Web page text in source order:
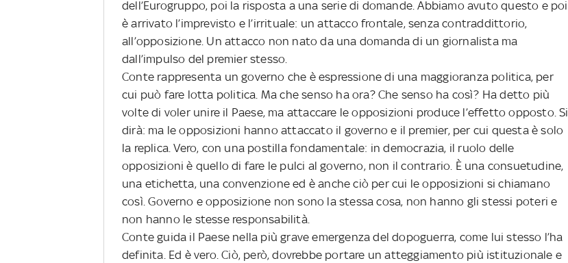
dell’Eurogruppo, poi la risposta a una serie di domande. Abbiamo avuto questo e poi
è arrivato l’imprevisto e l’irrituale: un attacco frontale, senza contraddittorio,
all’opposizione. Un attacco non nato da una domanda di un giornalista ma
dall’impulso del premier stesso.
Conte rappresenta un governo che è espressione di una maggioranza politica, per
cui può fare lotta politica. Ma che senso ha ora? Che senso ha così? Ha detto più
volte di voler unire il Paese, ma attaccare le opposizioni produce l’effetto opposto. Si
dirà: ma le opposizioni hanno attaccato il governo e il premier, per cui questa è solo
la replica. Vero, con una postilla fondamentale: in democrazia, il ruolo delle
opposizioni è quello di fare le pulci al governo, non il contrario. È una consuetudine,
una etichetta, una convenzione ed è anche ciò per cui le opposizioni si chiamano
così. Governo e opposizione non sono la stessa cosa, non hanno gli stessi poteri e
non hanno le stesse responsabilità.
Conte guida il Paese nella più grave emergenza del dopoguerra, come lui stesso l’ha
definita. Ed è vero. Ciò, però, dovrebbe portare un atteggiamento più istituzionale e